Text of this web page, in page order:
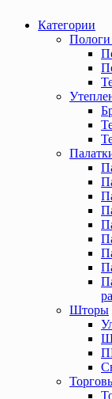
Категории
Шторы